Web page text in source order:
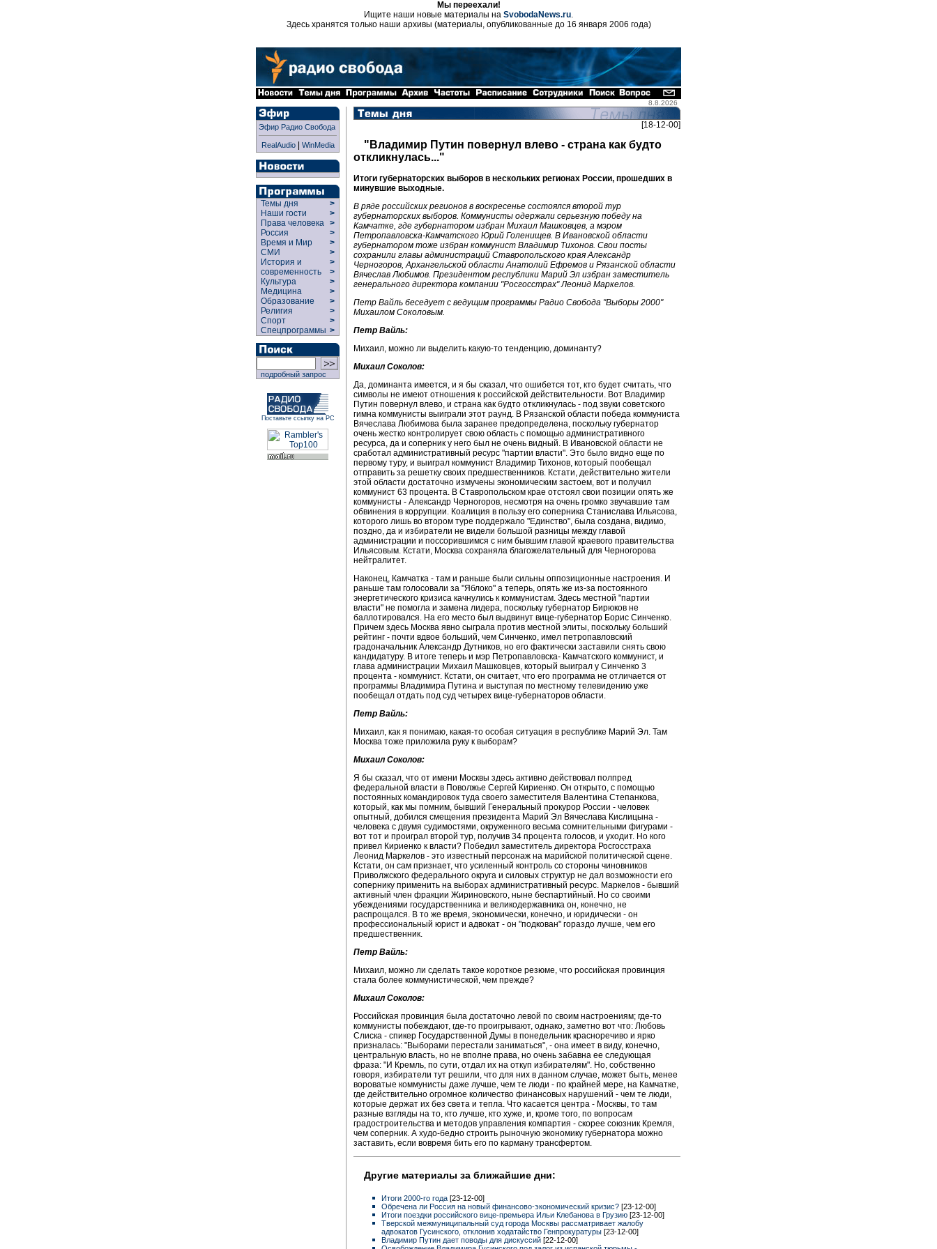
Мы переехали!
Ищите наши новые материалы на SvobodaNews.ru.
Здесь хранятся только наши архивы (материалы, опубликованные до 16 января 2006 года)
8.8.2026
Эфир Радио Свобода
RealAudio| WinMedia
Темы дня
>
Наши гости
>
Права человека >
Россия
>
Время и Мир
>
СМИ
>
История и
современность
>
>
Культура
>
Медицина
>
Образование
>
Религия
>
Спорт
>
Спецпрограммы >
подробный запрос
Поставьте ссылку на РС
[18-12-00]
"Владимир Путин повернул влево - страна как будто
откликнулась..."
Итоги губернаторских выборов в нескольких регионах России, прошедших в
минувшие выходные.
В ряде российских регионов в воскресенье состоялся второй тур
губернаторских выборов. Коммунисты одержали серьезную победу на
Камчатке, где губернатором избран Михаил Машковцев, а мэром
Петропавловска-Камчатского Юрий Голенищев. В Ивановской области
губернатором тоже избран коммунист Владимир Тихонов. Свои посты
сохранили главы администраций Ставропольского края Александр
Черногоров, Архангельской области Анатолий Ефремов и Рязанской области
Вячеслав Любимов. Президентом республики Марий Эл избран заместитель
генерального директора компании "Росгосстрах" Леонид Маркелов.
Петр Вайль беседует с ведущим программы Радио Свобода "Выборы 2000"
Михаилом Соколовым.
Петр Вайль:
Михаил, можно ли выделить какую-то тенденцию, доминанту?
Михаил Соколов:
Да, доминанта имеется, и я бы сказал, что ошибется тот, кто будет считать, что
символы не имеют отношения к российской действительности. Вот Владимир
Путин повернул влево, и страна как будто откликнулась - под звуки советского
гимна коммунисты выиграли этот раунд. В Рязанской области победа коммуниста
Вячеслава Любимова была заранее предопределена, поскольку губернатор
очень жестко контролирует свою область с помощью административного
ресурса, да и соперник у него был не очень видный. В Ивановской области не
сработал административный ресурс "партии власти". Это было видно еще по
первому туру, и выиграл коммунист Владимир Тихонов, который пообещал
отправить за решетку своих предшественников. Кстати, действительно жители
этой области достаточно измучены экономическим застоем, вот и получил
коммунист 63 процента. В Ставропольском крае отстоял свои позиции опять же
коммунисты - Александр Черногоров, несмотря на очень громко звучавшие там
обвинения в коррупции. Коалиция в пользу его соперника Станислава Ильясова,
которого лишь во втором туре поддержало "Единство", была создана, видимо,
поздно, да и избиратели не видели большой разницы между главой
администрации и поссорившимся с ним бывшим главой краевого правительства
Ильясовым. Кстати, Москва сохраняла благожелательный для Черногорова
нейтралитет.
Наконец, Камчатка - там и раньше были сильны оппозиционные настроения. И
раньше там голосовали за "Яблоко" а теперь, опять же из-за постоянного
энергетического кризиса качнулись к коммунистам. Здесь местной "партии
власти" не помогла и замена лидера, поскольку губернатор Бирюков не
баллотировался. На его место был выдвинут вице-губернатор Борис Синченко.
Причем здесь Москва явно сыграла против местной элиты, поскольку больший
рейтинг - почти вдвое больший, чем Синченко, имел петропавловский
градоначальник Александр Дутников, но его фактически заставили снять свою
кандидатуру. В итоге теперь и мэр Петропавловска- Камчатского коммунист, и
глава администрации Михаил Машковцев, который выиграл у Синченко 3
процента - коммунист. Кстати, он считает, что его программа не отличается от
программы Владимира Путина и выступая по местному телевидению уже
пообещал отдать под суд четырех вице-губернаторов области.
Петр Вайль:
Михаил, как я понимаю, какая-то особая ситуация в республике Марий Эл. Там
Москва тоже приложила руку к выборам?
Михаил Соколов:
Я бы сказал, что от имени Москвы здесь активно действовал полпред
федеральной власти в Поволжье Сергей Кириенко. Он открыто, с помощью
постоянных командировок туда своего заместителя Валентина Степанкова,
который, как мы помним, бывший Генеральный прокурор России - человек
опытный, добился смещения президента Марий Эл Вячеслава Кислицына -
человека с двумя судимостями, окруженного весьма сомнительными фигурами -
вот тот и проиграл второй тур, получив 34 процента голосов, и уходит. Но кого
привел Кириенко к власти? Победил заместитель директора Росгосстраха
Леонид Маркелов - это известный персонаж на марийской политической сцене.
Кстати, он сам признает, что усиленный контроль со стороны чиновников
Приволжского федерального округа и силовых структур не дал возможности его
сопернику применить на выборах административный ресурс. Маркелов - бывший
активный член фракции Жириновского, ныне беспартийный. Но со своими
убеждениями государственника и великодержавника он, конечно, не
распрощался. В то же время, экономически, конечно, и юридически - он
профессиональный юрист и адвокат - он "подкован" гораздо лучше, чем его
предшественник.
Петр Вайль:
Михаил, можно ли сделать такое короткое резюме, что российская провинция
стала более коммунистической, чем прежде?
Михаил Соколов:
Российская провинция была достаточно левой по своим настроениям; где-то
коммунисты побеждают, где-то проигрывают, однако, заметно вот что: Любовь
Слиска - спикер Государственной Думы в понедельник красноречиво и ярко
призналась: "Выборами перестали заниматься", - она имеет в виду, конечно,
центральную власть, но не вполне права, но очень забавна ее следующая
фраза: "И Кремль, по сути, отдал их на откуп избирателям". Но, собственно
говоря, избиратели тут решили, что для них в данном случае, может быть, менее
вороватые коммунисты даже лучше, чем те люди - по крайней мере, на Камчатке,
где действительно огромное количество финансовых нарушений - чем те люди,
которые держат их без света и тепла. Что касается центра - Москвы, то там
разные взгляды на то, кто лучше, кто хуже, и, кроме того, по вопросам
градостроительства и методов управления компартия - скорее союзник Кремля,
чем соперник. А худо-бедно строить рыночную экономику губернатора можно
заставить, если вовремя бить его по карману трансфертом.
Другие материалы за ближайшие дни:
Итоги 2000-го года [23-12-00]
Обречена ли Россия на новый финансово-экономический кризис? [23-12-00]
Итоги поездки российского вице-премьера Ильи Клебанова в Грузию [23-12-00]
Тверской межмуниципальный суд города Москвы рассматривает жалобу
адвокатов Гусинского, отклонив ходатайство Генпрокуратуры [23-12-00]
Владимир Путин дает поводы для дискуссий [22-12-00]